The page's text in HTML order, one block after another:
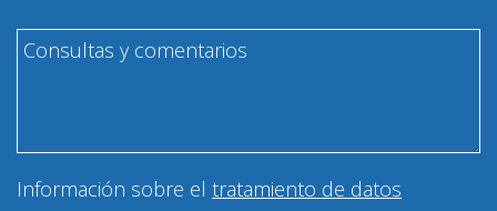
Información sobre el tratamiento de datos